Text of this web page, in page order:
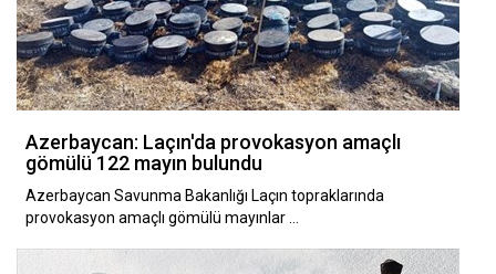
Azerbaycan: Laçın'da provokasyon amaçlı
gömülü 122 mayın bulundu
Azerbaycan Savunma Bakanlığı Laçın topraklarında
provokasyon amaçlı gömülü mayınlar …